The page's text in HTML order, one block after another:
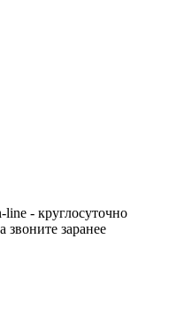
line - круглосуточно
звоните заранее